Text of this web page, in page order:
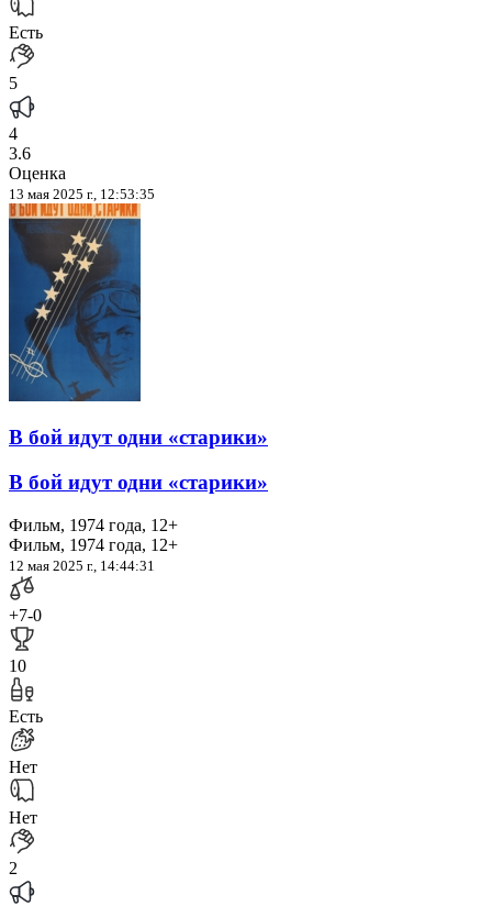
Есть
5
4
3.6
Оценка
13 мая 2025 г., 12:53:35
В бой идут одни «старики»
В бой идут одни «старики»
Фильм, 1974 года, 12+
Фильм, 1974 года, 12+
12 мая 2025 г., 14:44:31
+7-0
10
Есть
Нет
Нет
2